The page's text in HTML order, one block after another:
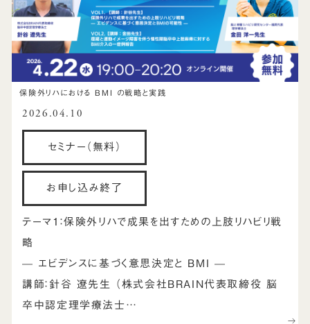
保険外リハにおける BMI の戦略と実践
2026.04.10
セミナー（無料）
お申し込み終了
テーマ1：保険外リハで成果を出すための上肢リハビリ戦
略
— エビデンスに基づく意思決定と BMI —
講師：針谷 遼先生 （株式会社BRAIN代表取締役 脳
卒中認定理学療法士…